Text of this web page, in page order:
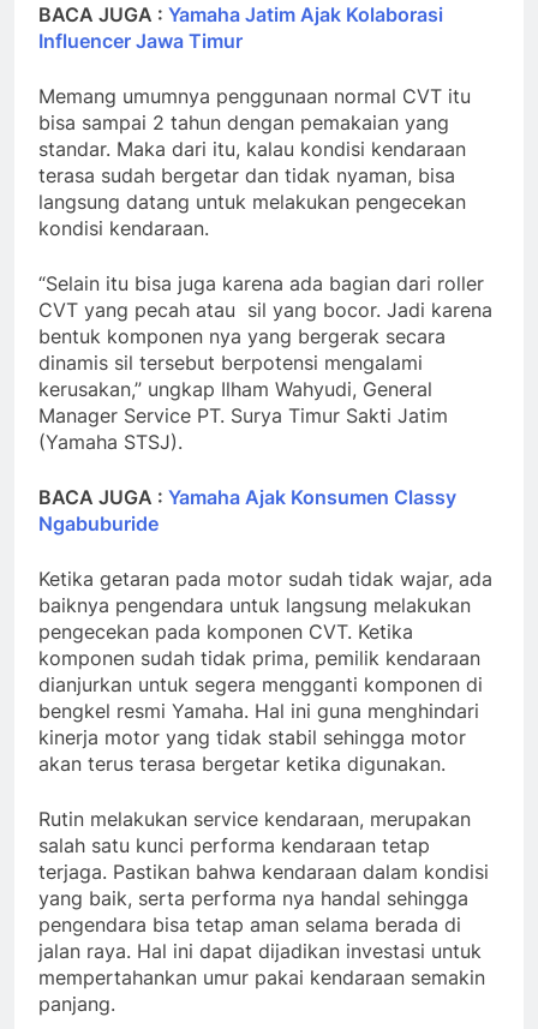
BACA JUGA : Yamaha Jatim Ajak Kolaborasi
Influencer Jawa Timur
Memang umumnya penggunaan normal CVT itu
bisa sampai 2 tahun dengan pemakaian yang
standar. Maka dari itu, kalau kondisi kendaraan
terasa sudah bergetar dan tidak nyaman, bisa
langsung datang untuk melakukan pengecekan
kondisi kendaraan.
“Selain itu bisa juga karena ada bagian dari roller
CVT yang pecah atau sil yang bocor. Jadi karena
bentuk komponen nya yang bergerak secara
dinamis sil tersebut berpotensi mengalami
kerusakan,” ungkap Ilham Wahyudi, General
Manager Service PT. Surya Timur Sakti Jatim
(Yamaha STSJ).
BACA JUGA : Yamaha Ajak Konsumen Classy
Ngabuburide
Ketika getaran pada motor sudah tidak wajar, ada
baiknya pengendara untuk langsung melakukan
pengecekan pada komponen CVT. Ketika
komponen sudah tidak prima, pemilik kendaraan
dianjurkan untuk segera mengganti komponen di
bengkel resmi Yamaha. Hal ini guna menghindari
kinerja motor yang tidak stabil sehingga motor
akan terus terasa bergetar ketika digunakan.
Rutin melakukan service kendaraan, merupakan
salah satu kunci performa kendaraan tetap
terjaga. Pastikan bahwa kendaraan dalam kondisi
yang baik, serta performa nya handal sehingga
pengendara bisa tetap aman selama berada di
jalan raya. Hal ini dapat dijadikan investasi untuk
mempertahankan umur pakai kendaraan semakin
panjang.